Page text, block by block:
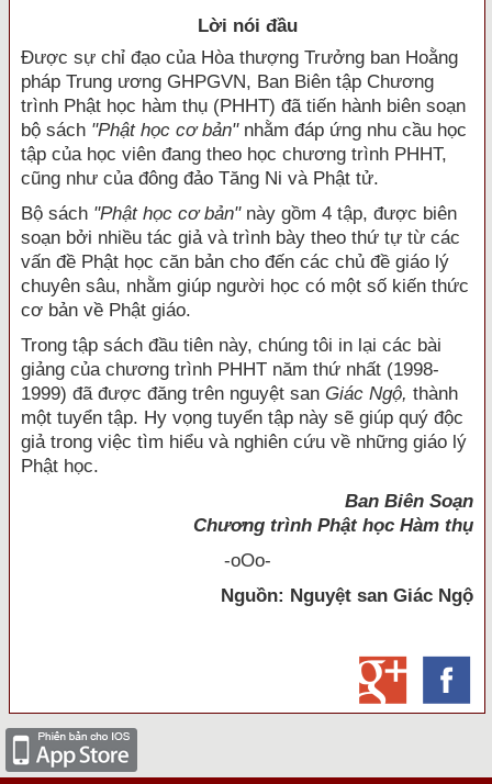
Lời nói đầu
Ðược sự chỉ đạo của Hòa thượng Trưởng ban Hoằng
pháp Trung ương GHPGVN, Ban Biên tập Chương
trình Phật học hàm thụ (PHHT) đã tiến hành biên soạn
bộ sách "Phật học cơ bản" nhằm đáp ứng nhu cầu học
tập của học viên đang theo học chương trình PHHT,
cũng như của đông đảo Tăng Ni và Phật tử.
Bộ sách "Phật học cơ bản" này gồm 4 tập, được biên
soạn bởi nhiều tác giả và trình bày theo thứ tự từ các
vấn đề Phật học căn bản cho đến các chủ đề giáo lý
chuyên sâu, nhằm giúp người học có một số kiến thức
cơ bản về Phật giáo.
Trong tập sách đầu tiên này, chúng tôi in lại các bài
giảng của chương trình PHHT năm thứ nhất (1998-
1999) đã được đăng trên nguyệt san Giác Ngộ, thành
một tuyển tập. Hy vọng tuyển tập này sẽ giúp quý độc
giả trong việc tìm hiểu và nghiên cứu về những giáo lý
Phật học.
Ban Biên Soạn
Chương trình Phật học Hàm thụ
-oOo-
Nguồn: Nguyệt san Giác Ngộ